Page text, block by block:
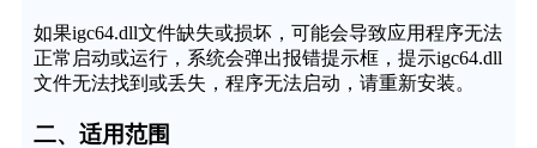
如果igc64.dll文件缺失或损坏，可能会导致应用程序无法
正常启动或运行，系统会弹出报错提示框，提示igc64.dll
文件无法找到或丢失，程序无法启动，请重新安装。
二、适用范围